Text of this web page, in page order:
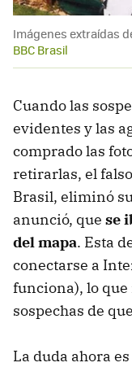
Imágenes extraídas
BBC Brasil
Cuando las
evidentes y las
comprado las
retirarlas, el
Brasil, eliminó
anunció, que se
del mapa. Esta
conectarse a
funciona), lo
sospechas de
La duda ahora